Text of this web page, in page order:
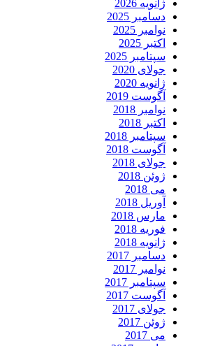
ژانویه 2026
دسامبر 2025
نوامبر 2025
اکتبر 2025
سپتامبر 2025
جولای 2020
ژانویه 2020
آگوست 2019
نوامبر 2018
اکتبر 2018
سپتامبر 2018
آگوست 2018
جولای 2018
ژوئن 2018
می 2018
آوریل 2018
مارس 2018
فوریه 2018
ژانویه 2018
دسامبر 2017
نوامبر 2017
سپتامبر 2017
آگوست 2017
جولای 2017
ژوئن 2017
می 2017